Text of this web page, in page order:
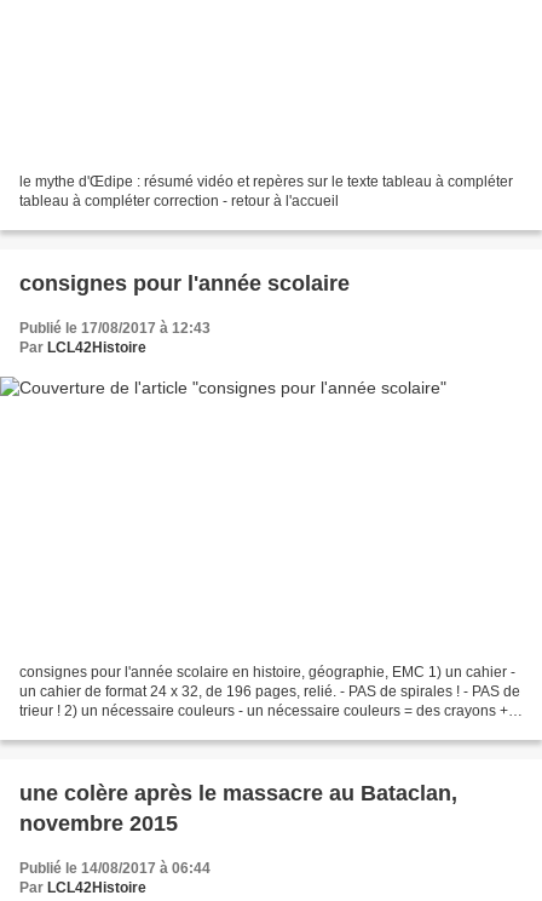
le mythe d'Œdipe : résumé vidéo et repères sur le texte tableau à compléter
tableau à compléter correction - retour à l'accueil
consignes pour l'année scolaire
Publié le 17/08/2017 à 12:43
Par LCL42Histoire
consignes pour l'année scolaire en histoire, géographie, EMC 1) un cahier -
un cahier de format 24 x 32, de 196 pages, relié. - PAS de spirales ! - PAS de
trieur ! 2) un nécessaire couleurs - un nécessaire couleurs = des crayons +
une colère après le massacre au Bataclan,
novembre 2015
Publié le 14/08/2017 à 06:44
Par LCL42Histoire